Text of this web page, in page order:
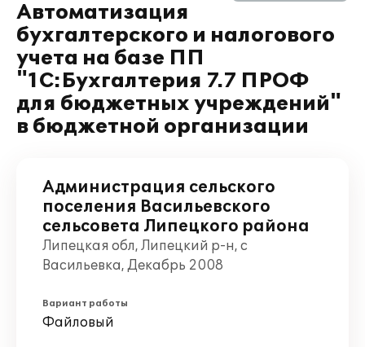
Автоматизация
бухгалтерского и налогового
учета на базе ПП
"1С:Бухгалтерия 7.7 ПРОФ
для бюджетных учреждений"
в бюджетной организации
Администрация сельского
поселения Васильевского
сельсовета Липецкого района
Липецкая обл, Липецкий р-н, с
Васильевка, Декабрь 2008
Вариант работы
Файловый